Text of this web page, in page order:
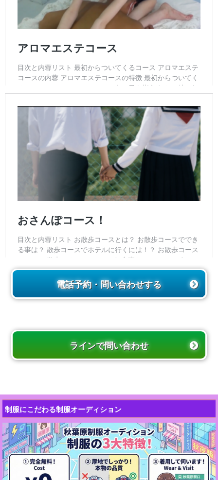
電話予約・問い合わせする
ラインで問い合わせ
制服にこだわる制服オーディション